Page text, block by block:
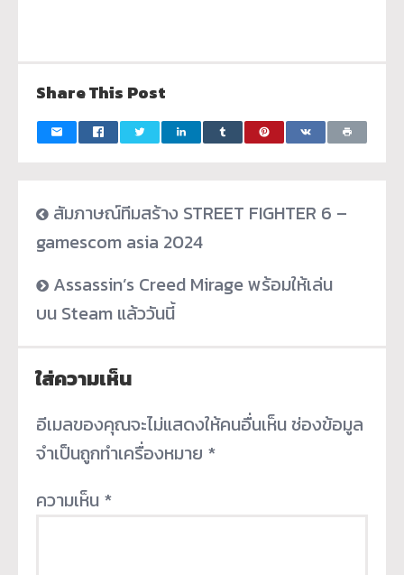
Share This Post
สัมภาษณ์ทีมสร้าง STREET FIGHTER 6 –
gamescom asia 2024
Assassin’s Creed Mirage พร้อมให้เล่น
บน Steam แล้ววันนี้
ใส่ความเห็น
อีเมลของคุณจะไม่แสดงให้คนอื่นเห็น ช่องข้อมูล
จำเป็นถูกทำเครื่องหมาย *
ความเห็น *